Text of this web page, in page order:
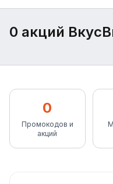
0 акций
0
Промокодов и
акций